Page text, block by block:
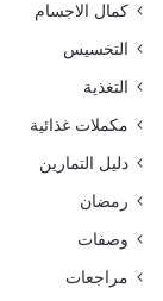
كمال الاجسام
التخسيس
التغذية
مكملات غذائية
دليل التمارين
رمضان
وصفات
مراجعات